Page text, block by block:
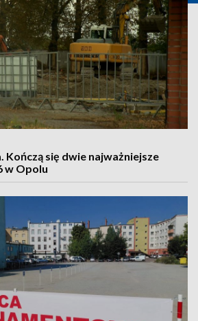
się dwie najważniejsze
w Opolu